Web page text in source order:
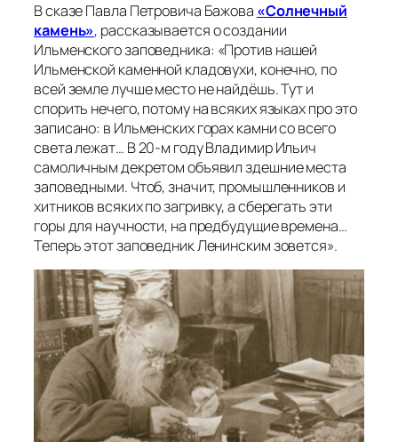
В сказе Павла Петровича Бажова «Солнечный
камень», рассказывается о создании
Ильменского заповедника: «Против нашей
Ильменской каменной кладовухи, конечно, по
всей земле лучше место не найдёшь. Тут и
спорить нечего, потому на всяких языках про это
записано: в Ильменских горах камни со всего
света лежат… В 20-м году Владимир Ильич
самоличным декретом объявил здешние места
заповедными. Чтоб, значит, промышленников и
хитников всяких по загривку, а сберегать эти
горы для научности, на предбудущие времена…
Теперь этот заповедник Ленинским зовется».